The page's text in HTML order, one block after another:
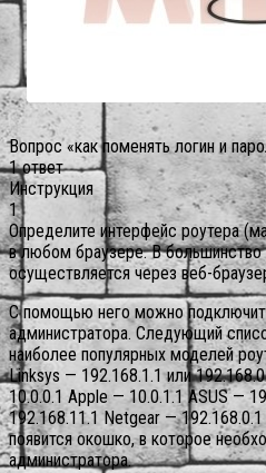
Вопрос «как поменять логин и
1 ответ
Инструкция
1
Определите интерфейс роутера
в любом браузере. В
осуществляется через веб-
С помощью него можно
администратора. Следующий
наиболее популярных моделей
Linksys — 192.168.1.1 или
10.0.0.1 Apple — 10.0.1.1 ASUS —
192.168.11.1 Netgear —
появится окошко, в которое
администратора.